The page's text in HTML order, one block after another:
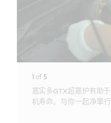
of 5
嘉实多GTX超嘉护有助
机寿命。与你一起净擎行